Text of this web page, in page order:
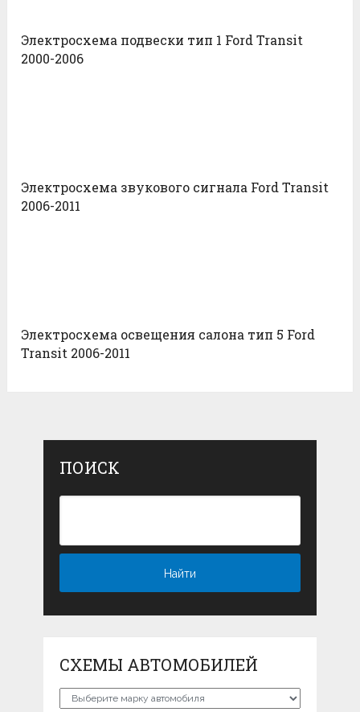
Электросхема подвески тип 1 Ford Transit
2000-2006
Электросхема звукового сигнала Ford Transit
2006-2011
Электросхема освещения салона тип 5 Ford
Transit 2006-2011
ПОИСК
СХЕМЫ АВТОМОБИЛЕЙ
Схемы